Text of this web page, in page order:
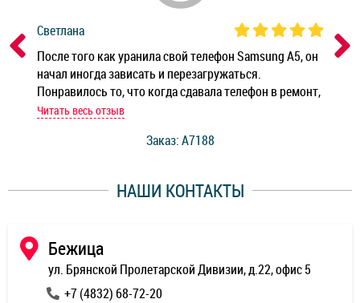
Светлана
После того как уранила свой телефон Samsung A5, он
начал иногда зависать и перезагружаться.
Понравилось то, что когда сдавала телефон в ремонт,
мастер при мне сделал быструю диагностику и сказал
работы и оперативность!
Читать весь отзыв
Заказ: A7188
НАШИ КОНТАКТЫ
Бежица
ул. Брянской Пролетарской Дивизии, д.22, офис 5
+7 (4832) 68-72-20